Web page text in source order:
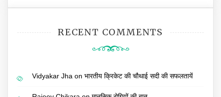
RECENT COMMENTS
Vidyakar Jha on भारतीय क्रिकेट की चौथाई सदी की सफलतायें